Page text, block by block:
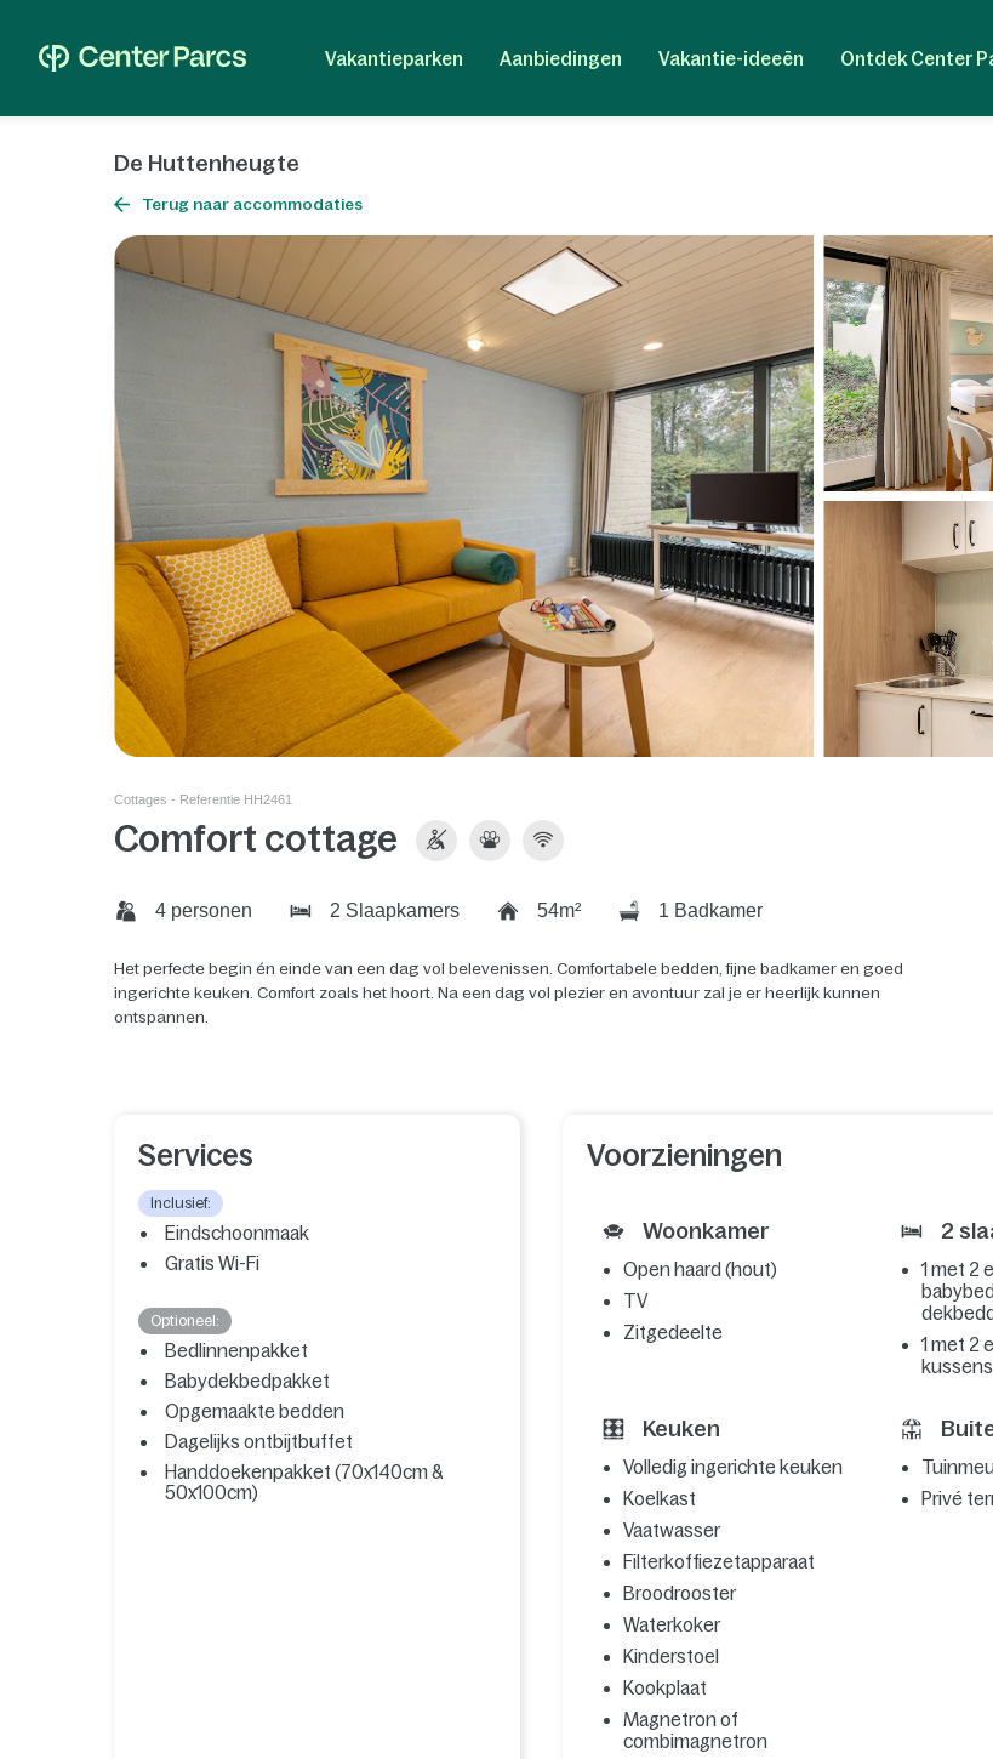
Vakantieparken Aanbiedingen Vakantie-ideeën Ontdek Center
De Huttenheugte
Terug naar accommodaties
Cottages - Referentie HH2461
Comfort cottage
4 personen 2 Slaapkamers 54m² 1 Badkamer
Het perfecte begin én einde van een dag vol belevenissen. Comfortabele bedden, fijne badkamer en goed
ingerichte keuken. Comfort zoals het hoort. Na een dag vol plezier en avontuur zal je er heerlijk kunnen
ontspannen.
Services
Inclusief:
Eindschoonmaak
Gratis Wi-Fi
Optioneel:
Bedlinnenpakket
Babydekbedpakket
Opgemaakte bedden
Dagelijks ontbijtbuffet
Handdoekenpakket (70x140cm &
50x100cm)
Voorzieningen
Woonkamer
Open haard (hout)
TV
Zitgedeelte
2
1 met 2
1 met 2
Keuken
Volledig ingerichte keuken
Koelkast
Vaatwasser
Filterkoffiezetapparaat
Broodrooster
Waterkoker
Kinderstoel
Kookplaat
Magnetron of
combimagnetron
Privé